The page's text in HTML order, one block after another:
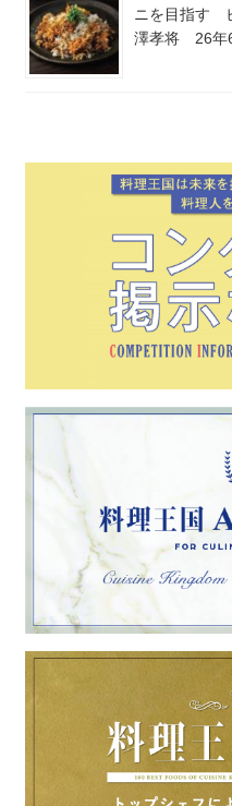
ニを目指す
澤孝将 26年